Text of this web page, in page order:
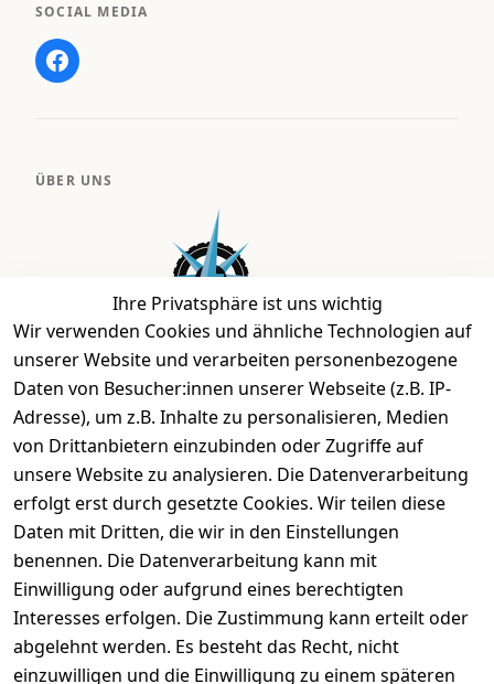
Ihre Privatsphäre ist uns wichtig
Wir verwenden Cookies und ähnliche Technologien auf
unserer Website und verarbeiten personenbezogene
Daten von Besucher:innen unserer Webseite (z.B. IP-
Adresse), um z.B. Inhalte zu personalisieren, Medien
von Drittanbietern einzubinden oder Zugriffe auf
unsere Website zu analysieren. Die Datenverarbeitung
erfolgt erst durch gesetzte Cookies. Wir teilen diese
Daten mit Dritten, die wir in den Einstellungen
benennen. Die Datenverarbeitung kann mit
Einwilligung oder aufgrund eines berechtigten
Interesses erfolgen. Die Zustimmung kann erteilt oder
abgelehnt werden. Es besteht das Recht, nicht
einzuwilligen und die Einwilligung zu einem späteren
SOCIAL MEDIA
ÜBER UNS
Bei uns findest Du das richtige Fahrgefühl. Auf über
2.400 m² bieten wir Dir die beste Beratung zu
Kinderfahrrädern über E-MTBs bis hin zu
Lastenfahrrädern und Elektrorollern.
EINKAUFEN
› Fahrrad Aachen
› Zahlungs- und Versandbedingungen